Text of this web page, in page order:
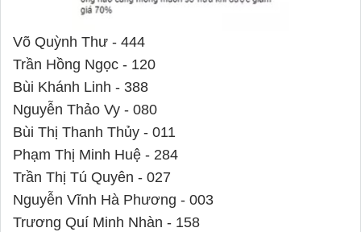
Võ Quỳnh Thư - 444
Trần Hồng Ngọc - 120
Bùi Khánh Linh - 388
Nguyễn Thảo Vy - 080
Bùi Thị Thanh Thủy - 011
Phạm Thị Minh Huệ - 284
Trần Thị Tú Quyên - 027
Nguyễn Vĩnh Hà Phương - 003
Trương Quí Minh Nhàn - 158